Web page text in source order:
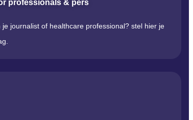
professionals & pers
je journalist of healthcare professional? stel hier je